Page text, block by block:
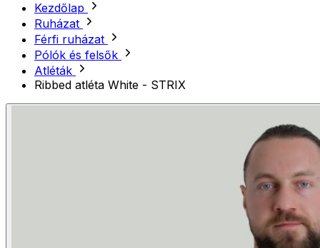
Kezdőlap
Ruházat
Férfi ruházat
Pólók és felsők
Atléták
Ribbed atléta White - STRIX